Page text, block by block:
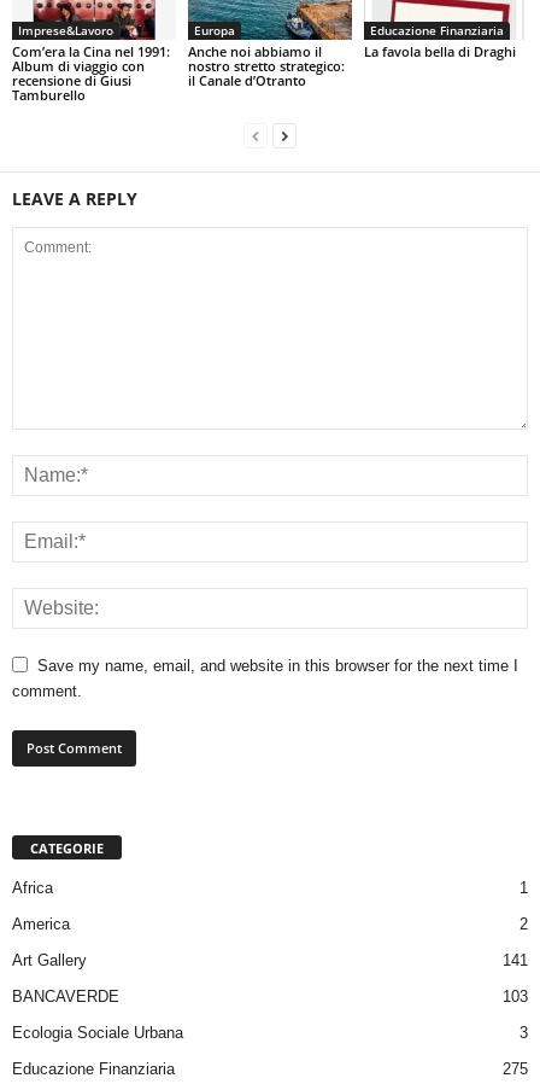
Imprese&Lavoro
Com’era la Cina nel 1991:
Album di viaggio con
recensione di Giusi
Tamburello
Europa
Anche noi abbiamo il
nostro stretto strategico:
il Canale d’Otranto
Educazione Finanziaria
La favola bella di Draghi
LEAVE A REPLY
Save my name, email, and website in this browser for the next time I
comment.
CATEGORIE
Africa
1
America
2
Art Gallery
141
BANCAVERDE
103
Ecologia Sociale Urbana
3
Educazione Finanziaria
275